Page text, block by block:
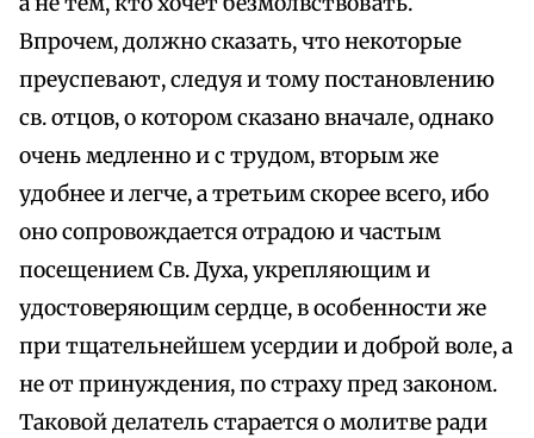
Впрочем, должно сказать, что некоторые
преуспевают, следуя и тому постановлению
св. отцов, о котором сказано вначале, однако
очень медленно и с трудом, вторым же
удобнее и легче, а третьим скорее всего, ибо
оно сопровождается отрадою и частым
посещением Св. Духа, укрепляющим и
удостоверяющим сердце, в особенности же
при тщательнейшем усердии и доброй воле, а
не от принуждения, по страху пред законом.
Таковой делатель старается о молитве ради